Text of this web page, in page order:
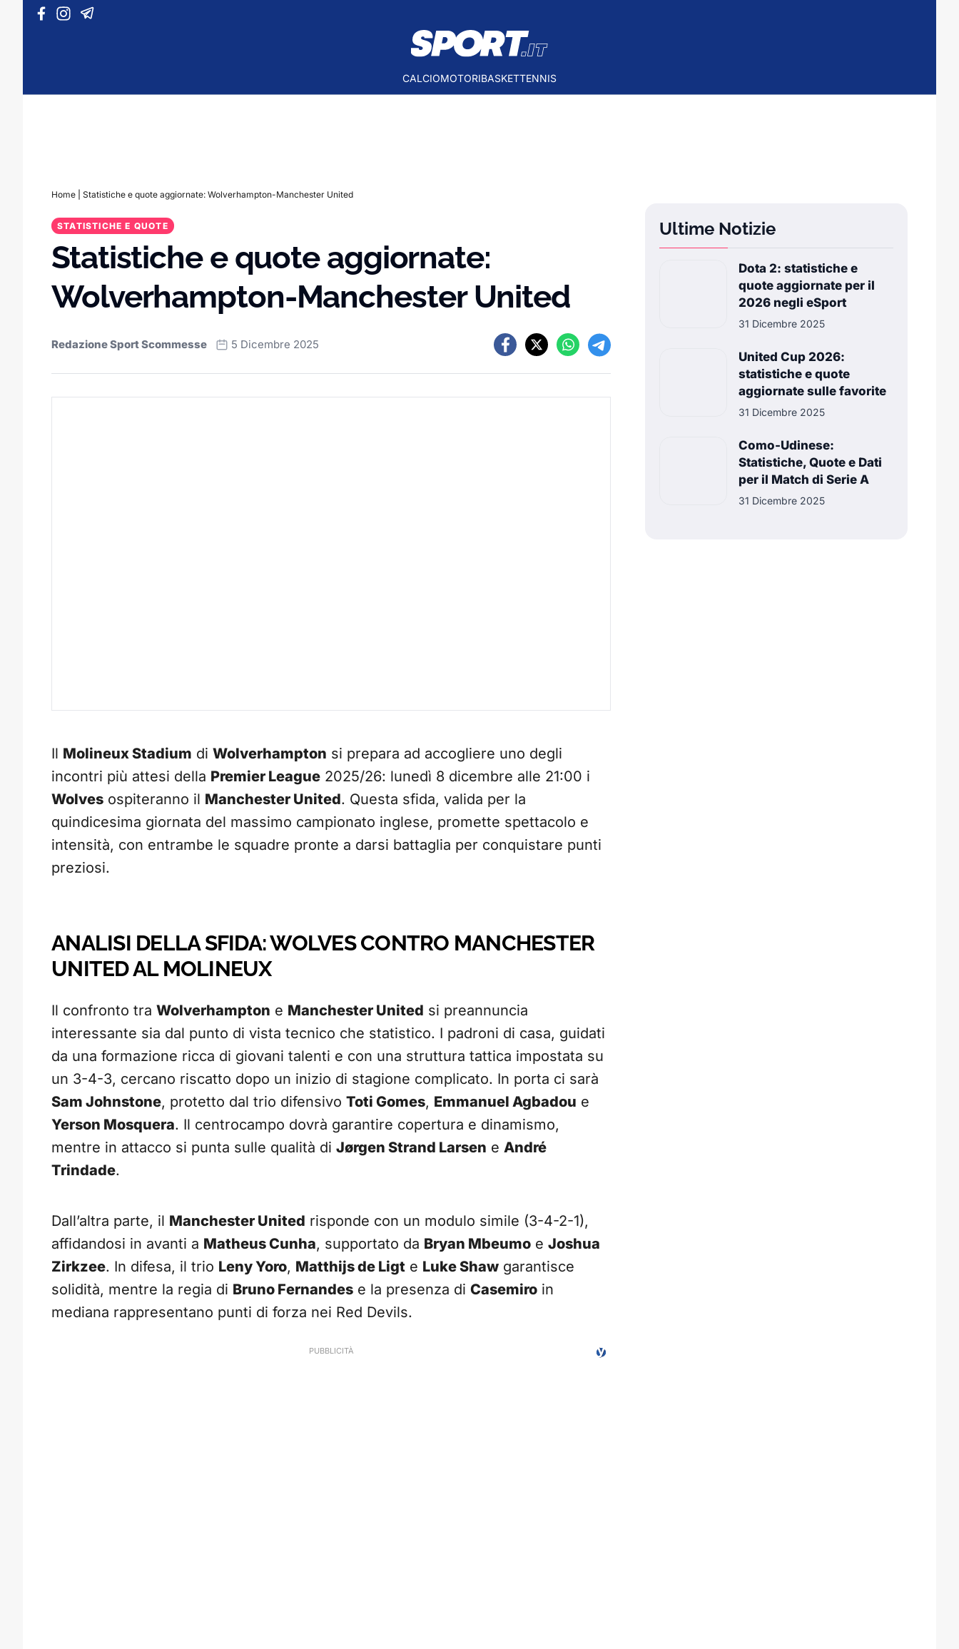
Vai al contenuto
CALCIOMOTORIBASKETTENNIS
Home Statistiche e quote aggiornate: Wolverhampton-Manchester United
STATISTICHE E QUOTE
Statistiche e quote aggiornate:
Wolverhampton-Manchester United
Redazione Sport Scommesse 5 Dicembre 2025
Il Molineux Stadium di Wolverhampton si prepara ad accogliere uno degli
incontri più attesi della Premier League 2025/26: lunedì 8 dicembre alle 21:00 i
Wolves ospiteranno il Manchester United. Questa sfida, valida per la
quindicesima giornata del massimo campionato inglese, promette spettacolo e
intensità, con entrambe le squadre pronte a darsi battaglia per conquistare punti
preziosi.
ANALISI DELLA SFIDA: WOLVES CONTRO MANCHESTER
UNITED AL MOLINEUX
Il confronto tra Wolverhampton e Manchester United si preannuncia
interessante sia dal punto di vista tecnico che statistico. I padroni di casa, guidati
da una formazione ricca di giovani talenti e con una struttura tattica impostata su
un 3-4-3, cercano riscatto dopo un inizio di stagione complicato. In porta ci sarà
Sam Johnstone, protetto dal trio difensivo Toti Gomes, Emmanuel Agbadou e
Yerson Mosquera. Il centrocampo dovrà garantire copertura e dinamismo,
mentre in attacco si punta sulle qualità di Jørgen Strand Larsen e André
Trindade.
Dall’altra parte, il Manchester United risponde con un modulo simile (3-4-2-1),
affidandosi in avanti a Matheus Cunha, supportato da Bryan Mbeumo e Joshua
Zirkzee. In difesa, il trio Leny Yoro, Matthijs de Ligt e Luke Shaw garantisce
solidità, mentre la regia di Bruno Fernandes e la presenza di Casemiro in
mediana rappresentano punti di forza nei Red Devils.
Ultime Notizie
Dota 2: statistiche e
quote aggiornate per il
2026 negli eSport
31 Dicembre 2025
United Cup 2026:
statistiche e quote
aggiornate sulle favorite
31 Dicembre 2025
Como-Udinese:
Statistiche, Quote e Dati
per il Match di Serie A
31 Dicembre 2025